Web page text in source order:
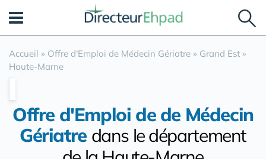
Accueil » Offre d'Emploi de Médecin Gériatre » Grand Est »
Haute-Marne
Offre d'Emploi de de Médecin
Gériatre dans le département
Panneau de gestion des cookies